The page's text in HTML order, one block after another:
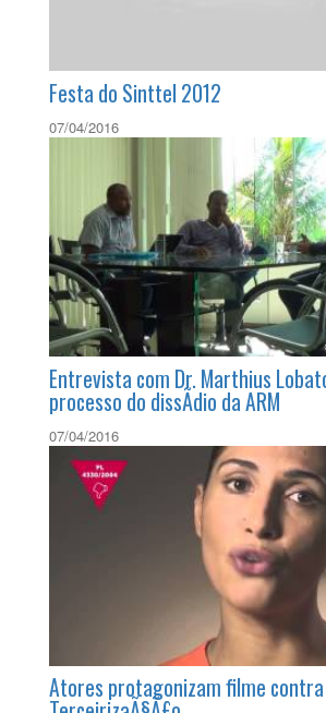
Festa do Sinttel 2012
07/04/2016
Entrevista com Dr. Marthius
processo do dissÃ­dio da ARM